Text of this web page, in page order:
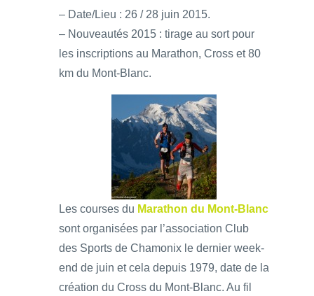
– Date/Lieu : 26 / 28 juin 2015.
– Nouveautés 2015 : tirage au sort pour
les inscriptions au Marathon, Cross et 80
km du Mont-Blanc.
Les courses du Marathon du Mont-Blanc
sont organisées par l’association Club
des Sports de Chamonix le dernier week-
end de juin et cela depuis 1979, date de la
création du Cross du Mont-Blanc. Au fil